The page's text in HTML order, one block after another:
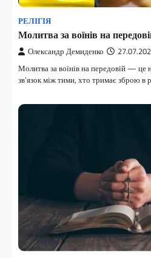
РЕЛІГІЯ
Молитва за воїнів на
Олександр Демиденко
Молитва за воїнів на передовій — це
зв’язок між тими, хто тримає зброю в